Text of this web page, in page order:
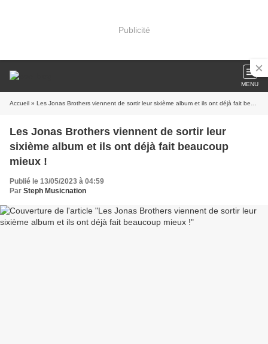
Publicité
MENU
Accueil » Les Jonas Brothers viennent de sortir leur sixième album et ils ont déjà fait beaucoup mieux !
Les Jonas Brothers viennent de sortir leur
sixième album et ils ont déjà fait beaucoup
mieux !
Publié le 13/05/2023 à 04:59
Par Steph Musicnation